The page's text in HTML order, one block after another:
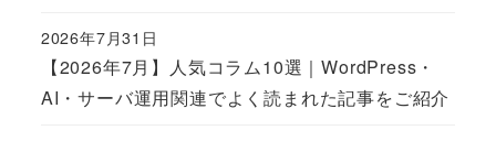
【2026年7月】人気コラム10選｜WordPress・
AI・サーバ運用関連でよく読まれた記事をご紹介
Published
2026年7月31日